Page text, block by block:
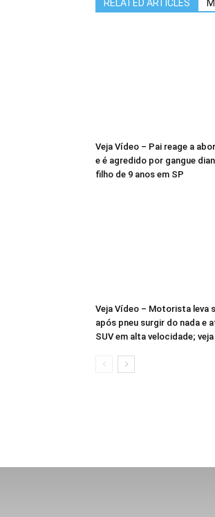
RELATED ARTICLES
Veja Vídeo – Pai reage a
e é agredido por gangue
filho de 9 anos em SP
Veja Vídeo – Motorista leva
após pneu surgir do nada e
SUV em alta velocidade; veja